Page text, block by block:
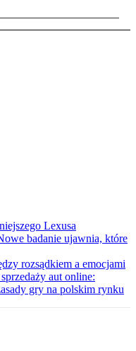
Lexusa
badanie ujawnia, które
rozsądkiem a emocjami
aut online:
gry na polskim rynku